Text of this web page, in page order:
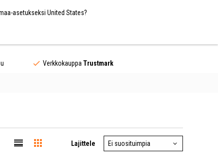
Finland / EUR
asetukseksi United States?
Verkkokauppa Trustmark
Lajittele